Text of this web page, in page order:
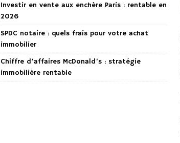
Investir en vente aux enchère Paris : rentable en
2026
SPDC notaire : quels frais pour votre achat
immobilier
Chiffre d’affaires McDonald’s : stratégie
immobilière rentable